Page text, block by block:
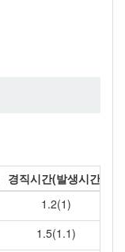
경직시간(발생시간)
1.2(1)
1.5(1.1)